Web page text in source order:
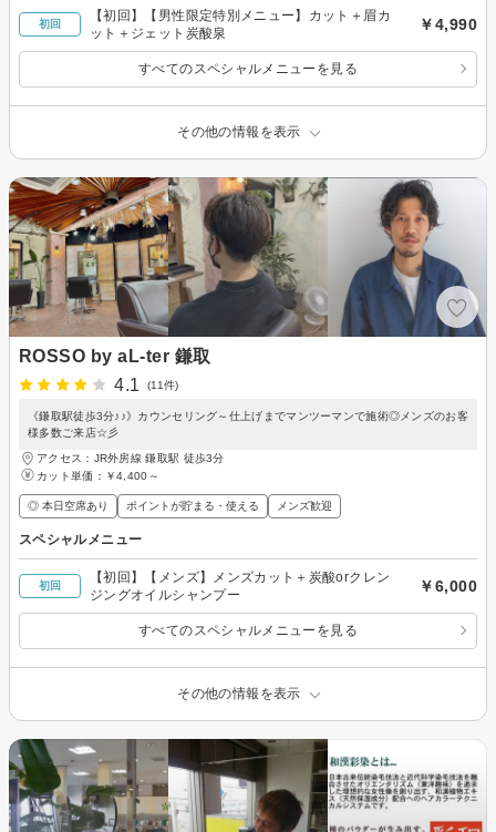
初回
【初回】【男性限定特別メニュー】カット＋眉カ
ット＋ジェット炭酸泉
￥4,990
すべてのスペシャルメニューを見る
その他の情報を表示
ROSSO by aL-ter 鎌取
4.1
(11件)
《鎌取駅徒歩3分♪♪》カウンセリング～仕上げまでマンツーマンで施術◎メンズのお客
様多数ご来店☆彡
アクセス：JR外房線 鎌取駅 徒歩3分
カット単価： ￥4,400～
◎ 本日空席あり ポイントが貯まる・使える メンズ歓迎
スペシャルメニュー
初回
【初回】【メンズ】メンズカット＋炭酸orクレン
ジングオイルシャンプー
￥6,000
すべてのスペシャルメニューを見る
その他の情報を表示